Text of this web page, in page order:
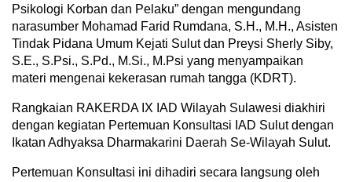
Psikologi Korban dan Pelaku” dengan mengundang
narasumber Mohamad Farid Rumdana, S.H., M.H., Asisten
Tindak Pidana Umum Kejati Sulut dan Preysi Sherly Siby,
S.E., S.Psi., S.Pd., M.Si., M.Psi yang menyampaikan
materi mengenai kekerasan rumah tangga (KDRT).
Rangkaian RAKERDA IX IAD Wilayah Sulawesi diakhiri
dengan kegiatan Pertemuan Konsultasi IAD Sulut dengan
Ikatan Adhyaksa Dharmakarini Daerah Se-Wilayah Sulut.
Pertemuan Konsultasi ini dihadiri secara langsung oleh